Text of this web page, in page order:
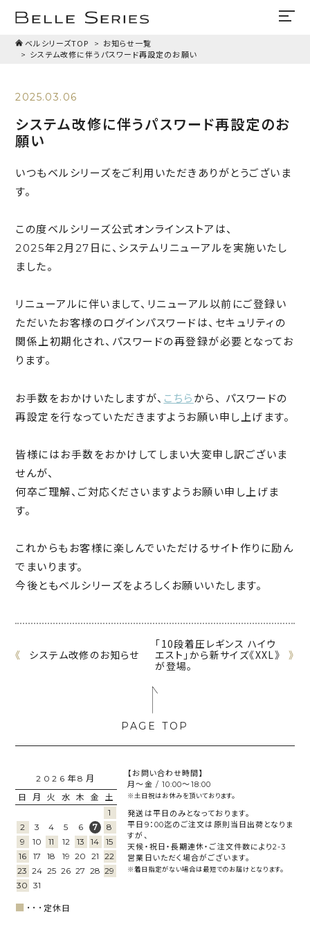
ベルシリーズTOP お知らせ一覧
システム改修に伴うパスワード再設定のお願い
2025.03.06
システム改修に伴うパスワード再設定のお
願い
いつもベルシリーズをご利用いただきありがとうございま
す。
この度ベルシリーズ公式オンラインストアは、
2025年2月27日に、システムリニューアルを実施いたし
ました。
リニューアルに伴いまして、リニューアル以前にご登録い
ただいたお客様のログインパスワードは、セキュリティの
関係上初期化され、パスワードの再登録が必要となってお
ります。
お手数をおかけいたしますが、 こちら から、 パスワードの
再設定を行なっていただきますようお願い申し上げます。
皆様にはお手数をおかけしてしまい大変申し訳ございま
せんが、
何卒ご理解、ご対応くださいますようお願い申し上げま
す。
これからもお客様に楽しんでいただけるサイト作りに励ん
でまいります。
今後ともベルシリーズをよろしくお願いいたします。
《 システム改修のお知らせ
「10段着圧レギンス ハイウ
エスト」から新サイズ《XXL》
が登場。
》
2026年8月
日
月 火 水 木 金
土
1
2
3 4 5 6 7
8
9
10 11 12 13 14
15
16
17 18 19 20 21
22
23 24 25 26 27 28 29
30 31
■ ･･･ 定休日
【お問い合わせ時間】
月～金 / 10:00～18:00
※土日祝はお休みを頂いております。
発送は平日のみとなっております。
平日9：00迄のご注文は原則当日出荷となりま
すが、
天候・祝日・長期連休・ご注文件数により2-3
営業日いただく場合がございます。
※着日指定がない場合は最短でのお届けとなります。